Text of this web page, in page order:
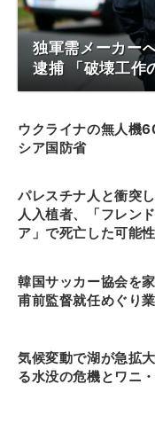
独軍需メーカー
逮捕 「破壊工作
ウクライナの無人機
シア国防省
パレスチナ人と衝突
人入植者、「フレン
ア」で死亡した可能性
韓国サッカー協会を
甫前監督就任めぐり
気候変動で湖が急拡
る水没の危機とワニ